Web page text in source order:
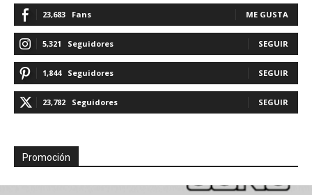
23,683 Fans ME GUSTA
5,321 Seguidores SEGUIR
1,844 Seguidores SEGUIR
23,782 Seguidores SEGUIR
Promoción